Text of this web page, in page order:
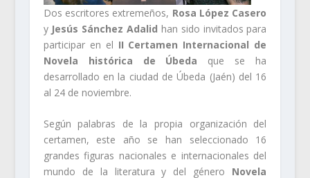
Dos escritores extremeños, Rosa López Casero
yJesús Sánchez Adalid han sido invitados para
participar en el II Certamen Internacional de
Novela histórica de Úbeda que se ha
desarrollado en la ciudad de Úbeda (Jaén) del 16
al 24 de noviembre.
Según palabras de la propia organización del
certamen, este año se han seleccionado 16
grandes figuras nacionales e internacionales del
mundo de la literatura y del género Novela